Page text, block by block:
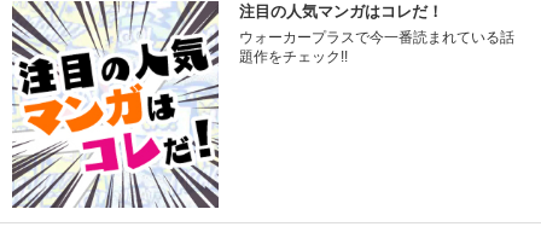
注目の人気マンガはコレだ！
ウォーカープラスで今一番読まれている話
題作をチェック!!